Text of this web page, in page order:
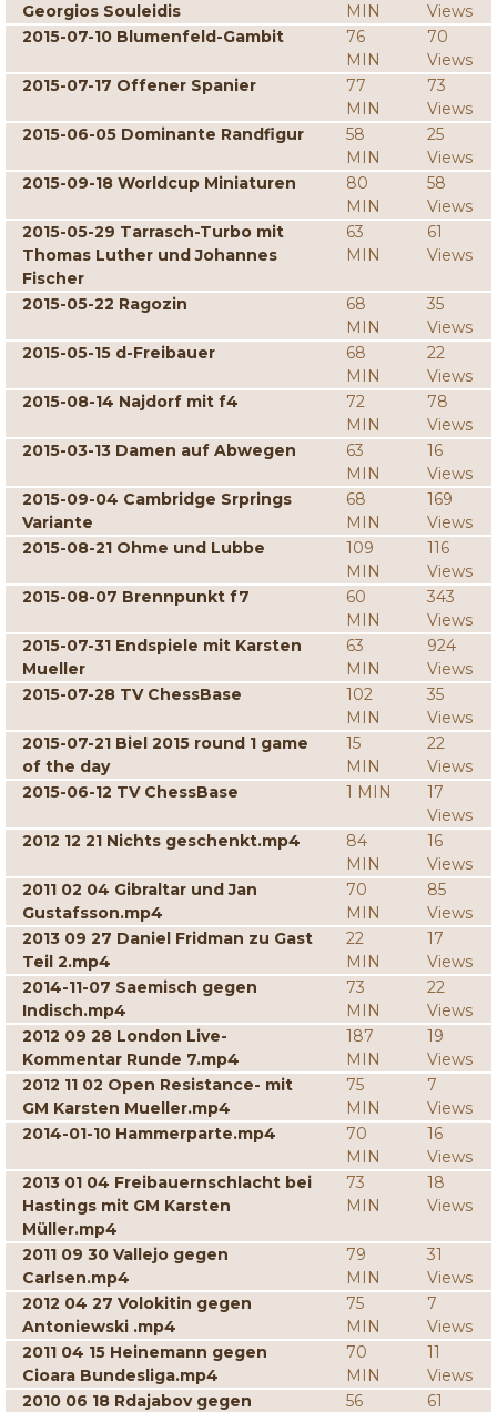
Georgios Souleidis
MIN
Views
2015-07-10 Blumenfeld-Gambit
76
MIN
70
Views
2015-07-17 Offener Spanier
77
MIN
73
Views
2015-06-05 Dominante Randfigur
58
MIN
25
Views
2015-09-18 Worldcup Miniaturen
80
MIN
58
Views
2015-05-29 Tarrasch-Turbo mit
Thomas Luther und Johannes
Fischer
63
MIN
61
Views
2015-05-22 Ragozin
68
MIN
35
Views
2015-05-15 d-Freibauer
68
MIN
22
Views
2015-08-14 Najdorf mit f4
72
MIN
78
Views
2015-03-13 Damen auf Abwegen
63
MIN
16
Views
2015-09-04 Cambridge Srprings
Variante
68
MIN
169
Views
2015-08-21 Ohme und Lubbe
109
MIN
116
Views
2015-08-07 Brennpunkt f7
60
MIN
343
Views
2015-07-31 Endspiele mit Karsten
Mueller
63
MIN
924
Views
2015-07-28 TV ChessBase
102
MIN
35
Views
2015-07-21 Biel 2015 round 1 game
of the day
15
MIN
22
Views
2015-06-12 TV ChessBase
1 MIN
17
Views
2012 12 21 Nichts geschenkt.mp4
84
MIN
16
Views
2011 02 04 Gibraltar und Jan
Gustafsson.mp4
70
MIN
85
Views
2013 09 27 Daniel Fridman zu Gast
Teil 2.mp4
22
MIN
17
Views
2014-11-07 Saemisch gegen
Indisch.mp4
73
MIN
22
Views
2012 09 28 London Live-
Kommentar Runde 7.mp4
187
MIN
19
Views
2012 11 02 Open Resistance- mit
GM Karsten Mueller.mp4
75
MIN
7
Views
2014-01-10 Hammerparte.mp4
70
MIN
16
Views
2013 01 04 Freibauernschlacht bei
Hastings mit GM Karsten
Müller.mp4
73
MIN
18
Views
2011 09 30 Vallejo gegen
Carlsen.mp4
79
MIN
31
Views
2012 04 27 Volokitin gegen
Antoniewski .mp4
75
MIN
7
Views
2011 04 15 Heinemann gegen
Cioara Bundesliga.mp4
70
MIN
11
Views
2010 06 18 Rdajabov gegen
56
61